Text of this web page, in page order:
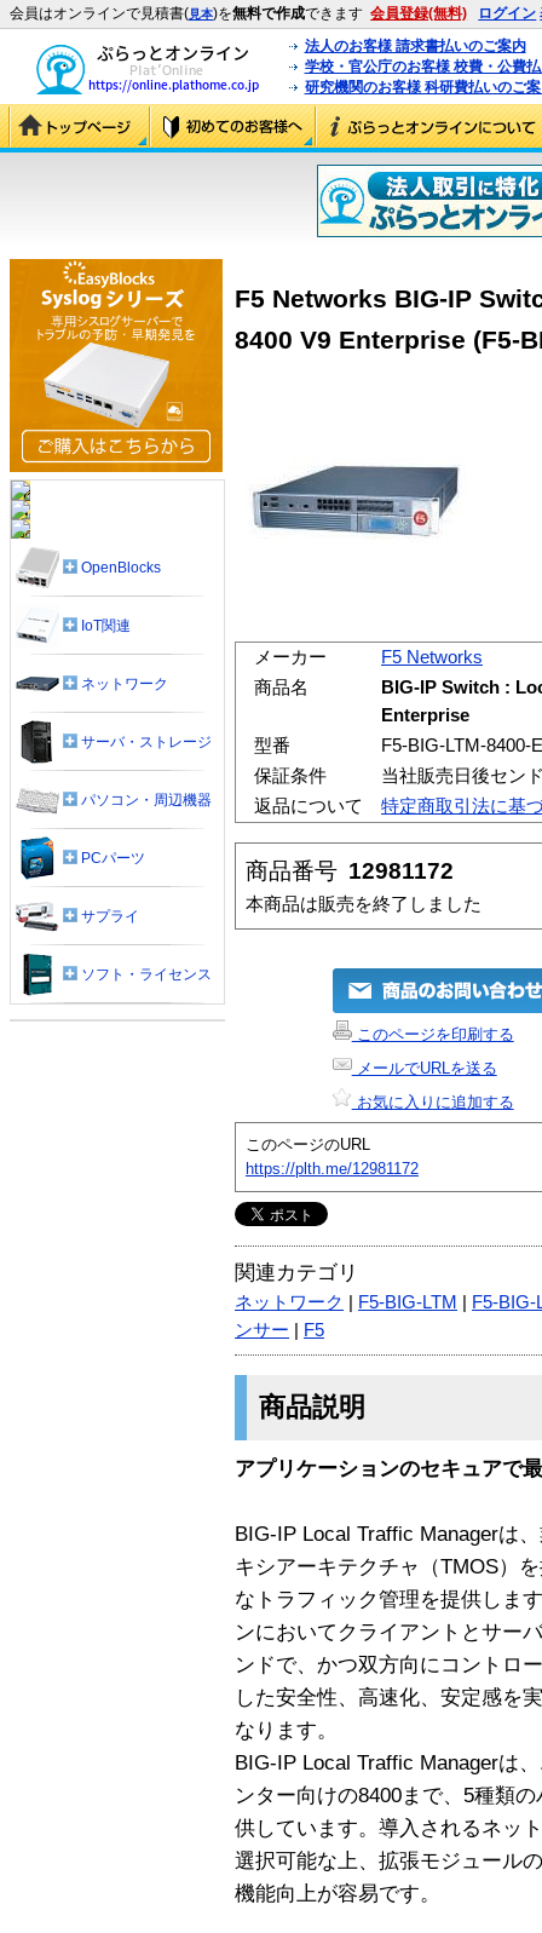
会員はオンラインで見積書(見本)を無料で作成できます 会員登録(無料) ログイン
法人のお客様 請求書払いのご案内
学校・官公庁のお客様 校費・公費
研究機関のお客様 科研費払いのご
F5 Networks BIG-IP
8400 V9 Enterprise (F5-
メーカー
F5 Networks
商品名
BIG-IP Switch :
Enterprise
型番
F5-BIG-LTM-8400-
保証条件
当社販売日後セン
返品について
特定商取引法に基
商品番号 12981172
本商品は販売を終了しました
このページを印刷する
メールでURLを送る
お気に入りに追加する
このページのURL
https://plth.me/12981172
関連カテゴリ
ネットワーク F5-BIG-LTM
F5-BIG-
ンサー
F5
商品説明
アプリケーションのセキュアで
BIG-IP Local Traffic Managerは
キシアーキテクチャ（TMOS）
なトラフィック管理を提供しま
ンにおいてクライアントとサー
ンドで、かつ双方向にコントロ
した安全性、高速化、安定感を
なります。
BIG-IP Local Traffic Managerは
ンター向けの8400まで、5種類
供しています。導入されるネッ
選択可能な上、拡張モジュール
機能向上が容易です。
OpenBlocks
IoT関連
ネットワーク
サーバ・ストレージ
パソコン・周辺機器
PCパーツ
サプライ
ソフト・ライセンス